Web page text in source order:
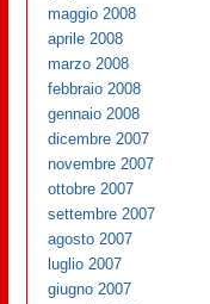
maggio 2008
aprile 2008
marzo 2008
febbraio 2008
gennaio 2008
dicembre 2007
novembre 2007
ottobre 2007
settembre 2007
agosto 2007
luglio 2007
giugno 2007